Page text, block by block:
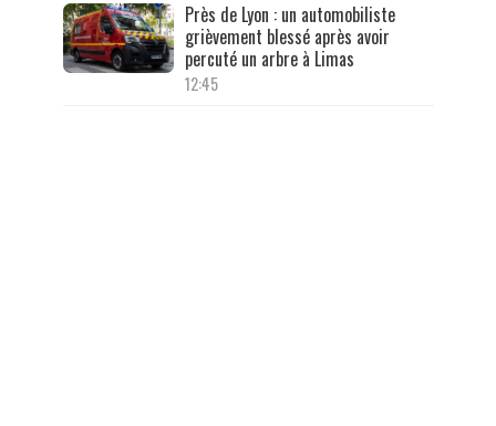
Près de Lyon : un automobiliste
grièvement blessé après avoir
percuté un arbre à Limas
12:45